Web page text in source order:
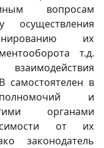
вопросам
осуществления
их
т.д.
в
и
органами
от их
законодатель